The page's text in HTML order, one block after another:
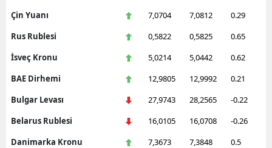
Çin Yuanı
7,0704 7,0812
0.29
Rus Rublesi
0,5822 0,5825
0.65
İsveç Kronu
5,0214 5,0442
0.62
BAE Dirhemi
12,9805 12,9992
0.21
Bulgar Levası
27,9743 28,2565
-0.22
Belarus Rublesi
16,0105 16,0708
-0.26
Danimarka Kronu
7,3673 7,3848
0.5